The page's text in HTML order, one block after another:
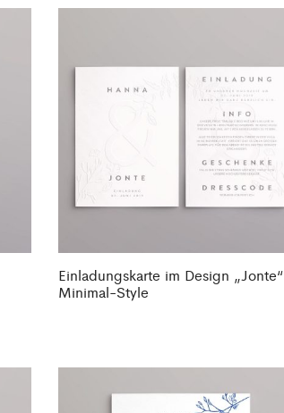
Einladungskarte im Design „Jonte“
Minimal-Style